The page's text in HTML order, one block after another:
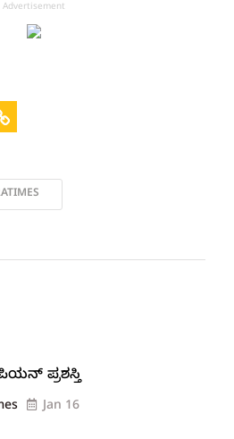
Advertisement
ಪ್ರಶಸ್ತಿ
Jan 16